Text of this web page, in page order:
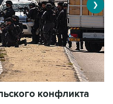
конфликта
❯